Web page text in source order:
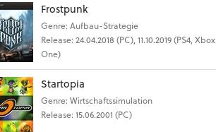
Frostpunk
Genre: Aufbau-Strategie
Release: 24.04.2018 (PC), 11.10.2019 (PS4, Xbox
One)
Startopia
Genre: Wirtschaftssimulation
Release: 15.06.2001 (PC)